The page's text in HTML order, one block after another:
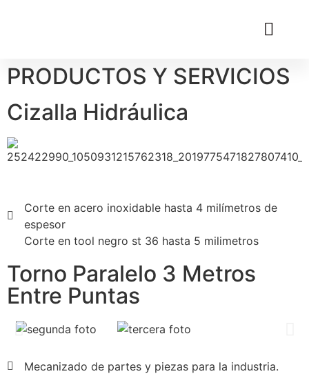
PRODUCTOS Y SERVICIOS
Cizalla Hidráulica
Corte en acero inoxidable hasta 4 milímetros de
espesor
Corte en tool negro st 36 hasta 5 milimetros
Torno Paralelo 3 Metros
Entre Puntas
Mecanizado de partes y piezas para la industria.